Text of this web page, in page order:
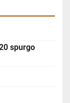
Lt. al Min. e
con tubo
tubo da
spurgo